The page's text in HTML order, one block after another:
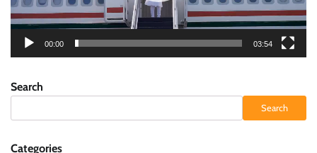
00:00 03:54
Search
Search
Categories